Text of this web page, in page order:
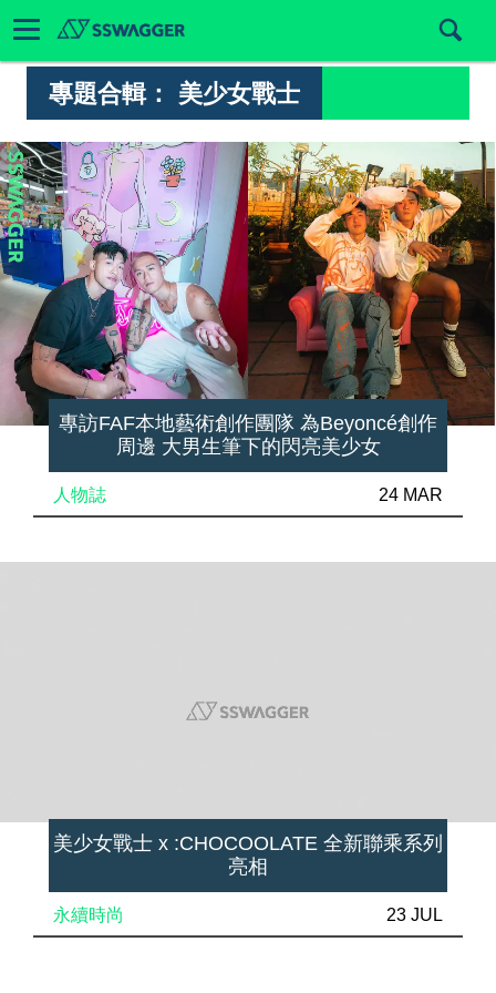
專題合輯： 美少女戰士
專訪FAF本地藝術創作團隊 為Beyoncé創作
周邊 大男生筆下的閃亮美少女
人物誌 24 MAR
美少女戰士 x :CHOCOOLATE 全新聯乘系列
亮相
永續時尚 23 JUL